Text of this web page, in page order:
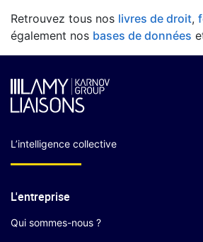
Retrouvez tous nos livres de droit,
également nos bases de données
L’intelligence collective
L'entreprise
Qui sommes-nous ?